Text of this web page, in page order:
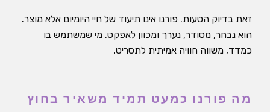
זאת בדיוק הטעות. פורנו אינו תיעוד של חיי היומיום אלא מוצר.
הוא נבחר, מסודר, נערך ומכוון לאפקט. מי שמשתמש בו
כמדד, משווה חוויה אמיתית לתסריט.
מה פורנו כמעט תמיד משאיר בחוץ